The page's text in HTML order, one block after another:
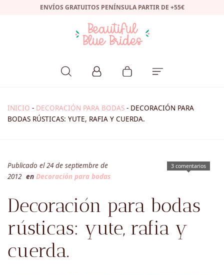
ENVÍOS GRATUITOS PENÍNSULA PARTIR DE +55€
INICIO - DECORACIÓN PARA BODAS - DECORACIÓN PARA
BODAS RÚSTICAS: YUTE, RAFIA Y CUERDA.
3 comentarios
Publicado el 24 de septiembre de
2012 en Decoración para bodas
Decoración para bodas
rústicas: yute, rafia y
cuerda.